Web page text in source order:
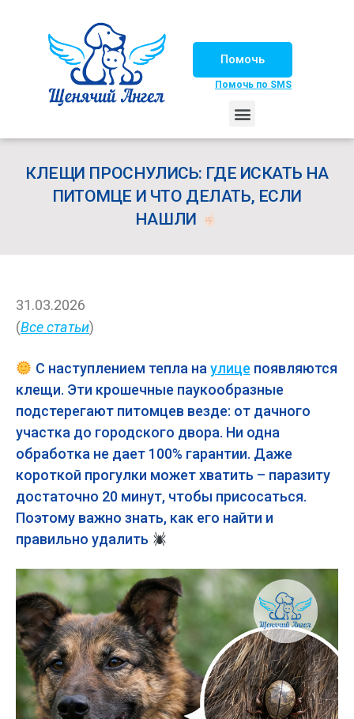
Помочь
Помочь по SMS
КЛЕЩИ ПРОСНУЛИСЬ: ГДЕ ИСКАТЬ НА
ПИТОМЦЕ И ЧТО ДЕЛАТЬ, ЕСЛИ
НАШЛИ
31.03.2026
(Все статьи)
С наступлением тепла на улице появляются
клещи. Эти крошечные паукообразные
подстерегают питомцев везде: от дачного
участка до городского двора. Ни одна
обработка не дает 100% гарантии. Даже
короткой прогулки может хватить – паразиту
достаточно 20 минут, чтобы присосаться.
Поэтому важно знать, как его найти и
правильно удалить